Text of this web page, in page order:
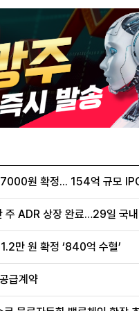
원 확정... 154억 규모
ADR 상장 완료…29일 국
만 원 확정 ‘840억 수혈’
급계약